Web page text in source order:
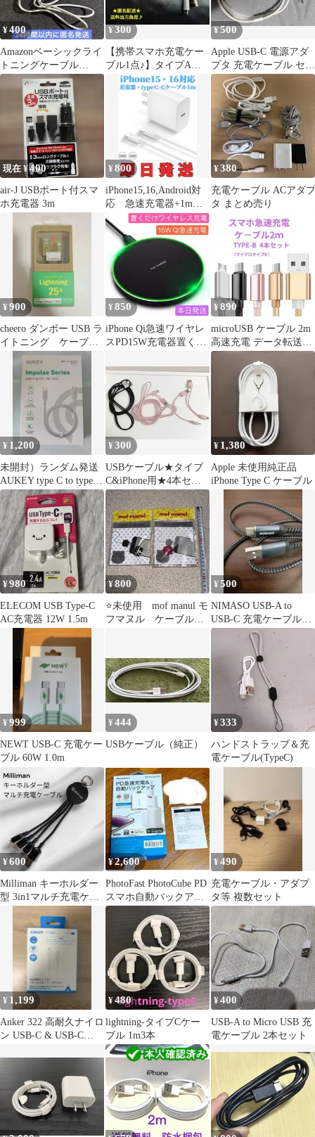
¥400
Amazonベーシックライ
トニングケーブル
【MFi認証】 ホワイト
199cm
¥300
【携帯スマホ充電ケー
ブル1点♪】タイプA専
用★1m★新品★未使用
★匿名配送♪
¥500
Apple USB-C 電源アダ
プタ 充電ケーブル セッ
ト
現在 ¥400
air-J USBポート付スマ
ホ充電器 3m
¥800
iPhone15,16,Android対
応 急速充電器+1mタ
イプC-Cケーブル
¥380
充電ケーブル ACアダプ
タ まとめ売り
¥900
cheero ダンボー USB ラ
イトニング ケーブ
ル 25cm
¥ 850
iPhone Qi急速ワイヤレ
スPD15W充電器置くだ
日発送
¥890
microUSB ケーブル 2m
高速充電 データ転送対
応
¥ 1,200
未開封）ランダム発送
AUKEY type C to type C
ケーブル 2m
¥300
USBケーブル★タイプ
C&iPhone用★4本セッ
ト★10cm×2本★2m×2
本
¥ 1,380
Apple 未使用純正品
iPhone Type C ケーブル
¥980
ELECOM USB Type-C
AC充電器 12W 1.5m
¥800
⭐️未使用 mof manul モ
フマヌル ケーブルプ
¥500
NIMASO USB-A to
USB-C 充電ケーブル
2m
¥999
NEWT USB-C 充電ケー
ブル 60W 1.0m
¥444
USBケーブル（純正）
¥333
ハンドストラップ＆充
電ケーブル(TypeC)
¥600
Milliman キーホルダー
型 3in1マルチ充電ケー
¥2,600
PhotoFast PhotoCube PD
スマホ自動バックアッ
プ
¥490
充電ケーブル・アダプ
タ等 複数セット
¥ 1,199
Anker 322 高耐久ナイロ
ン USB-C & USB-C
¥480
lightning-タイプCケー
ブル 1m3本
¥400
USB-A to Micro USB 充
電ケーブル 2本セット